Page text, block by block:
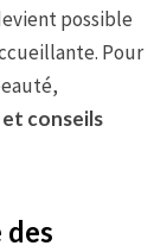
possible
Pour
conseils